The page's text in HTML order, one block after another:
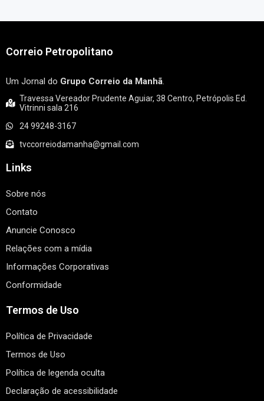
Correio Petropolitano
Um Jornal do Grupo Correio da Manhã.
Travessa Vereador Prudente Aguiar, 38 Centro, Petrópolis Ed.
Vitrinni sala 216
24 99248-3167
tvccorreiodamanha@gmail.com
Links
Sobre nós
Contato
Anuncie Conosco
Relações com a mídia
Informações Corporativas
Conformidade
Termos de Uso
Política de Privacidade
Termos de Uso
Política de legenda oculta
Declaração de acessibilidade